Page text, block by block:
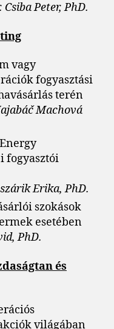
Peter, PhD.
vagy
fogyasztási
terén
Machová
fogyasztói
Erika, PhD.
szokások
esetében
PhD.
és
világában